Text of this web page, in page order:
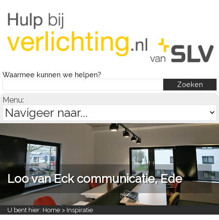
Waarmee kunnen we helpen?
Menu:
Loo van Eck communicatie, Ede
U bent hier: Home > Inspiratie